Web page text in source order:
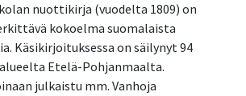
nuottikirja (vuodelta 1809) on
kokoelma suomalaista
Käsikirjoituksessa on säilynyt 94
Etelä-Pohjanmaalta.
julkaistu mm. Vanhoja